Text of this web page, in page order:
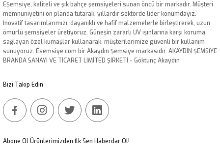
Ürün resmi kalitesiz, bozuk veya görüntülenemiyor.
Ürün açıklamasında eksik bilgiler bulunuyor.
Ürün bilgilerinde hatalar bulunuyor.
Ürün fiyatı diğer sitelerden daha pahalı.
EŞemsiye, kaliteli ve şık bahçe şemsiyeleri sunan öncü bir markadır. Müşteri
memnuniyetini ön planda tutarak, yıllardır sektörde lider konumdayız.
İnovatif tasarımlarımızı, dayanıklı ve hafif malzemelerle birleştirerek, uzun
ömürlü şemsiyeler üretiyoruz. Güneşin zararlı UV ışınlarına karşı koruma
sağlayan özel kumaşlar kullanarak, müşterilerimize güvenli bir kullanım
sunuyoruz. Esemsiye.com bir Akaydın Şemsiye markasıdır. AKAYDIN ŞEMSİYE
BRANDA SANAYİ VE TİCARET LİMİTED ŞİRKETİ - Göktunç Akaydın
Bizi Takip Edin
Abone Ol Ürünlerimizden İlk Sen Haberdar Ol!